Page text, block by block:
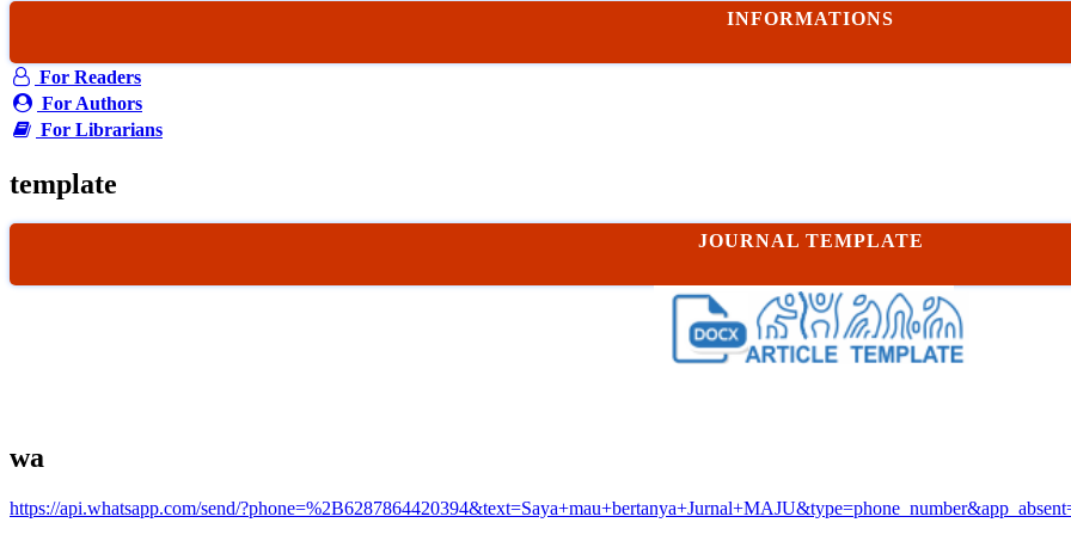
INFORMATIONS
For Readers
For Authors
For Librarians
template
JOURNAL TEMPLATE
wa
https://api.whatsapp.com/send/